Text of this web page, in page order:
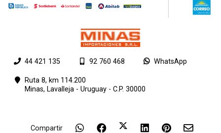
44 421 135 92 760 468 WhatsApp
Ruta 8, km 114.200
Minas, Lavalleja - Uruguay - C.P. 30000
Compartir